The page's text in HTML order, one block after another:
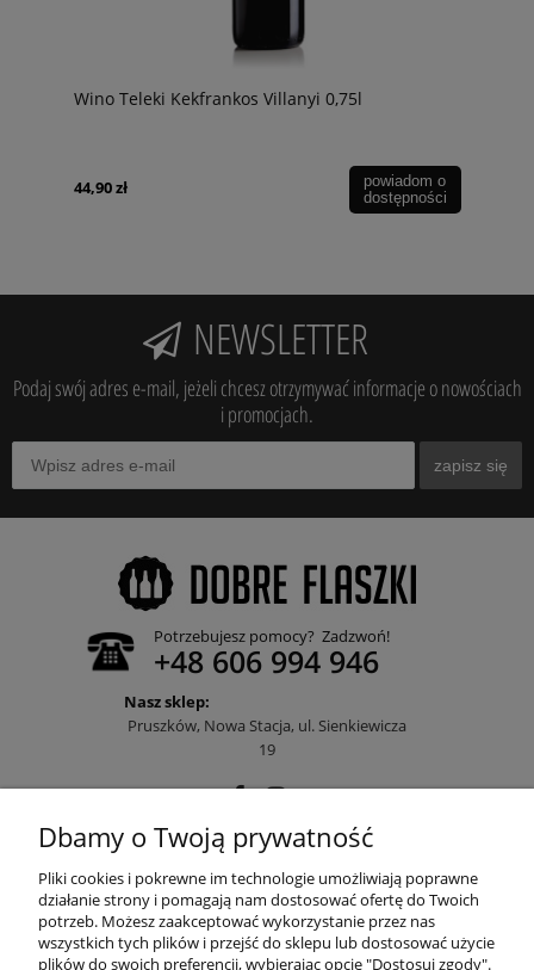
Wino Teleki Kekfrankos Villanyi 0,75l
44,90 zł
powiadom o
dostępności
NEWSLETTER
Podaj swój adres e-mail, jeżeli chcesz otrzymywać informacje o nowościach
i promocjach.
zapisz się
Potrzebujesz pomocy? Zadzwoń!
+48 606 994 946
Nasz sklep:
Pruszków, Nowa Stacja, ul. Sienkiewicza
19
POMOC
MOJE KONTO
Dbamy o Twoją prywatność
Pliki cookies i pokrewne im technologie umożliwiają poprawne
działanie strony i pomagają nam dostosować ofertę do Twoich
potrzeb. Możesz zaakceptować wykorzystanie przez nas
wszystkich tych plików i przejść do sklepu lub dostosować użycie
plików do swoich preferencji, wybierając opcję "Dostosuj zgody".